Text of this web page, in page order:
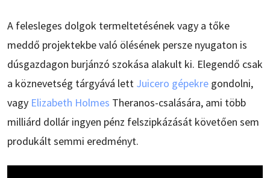
A felesleges dolgok termeltetésének vagy a tőke
meddő projektekbe való ölésének persze nyugaton is
dúsgazdagon burjánzó szokása alakult ki. Elegendő csak
a köznevetség tárgyává lett Juicero gépekre gondolni,
vagy Elizabeth Holmes Theranos-csalására, ami több
milliárd dollár ingyen pénz felszipkázását követően sem
produkált semmi eredményt.